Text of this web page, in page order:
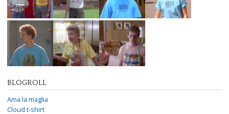
BLOGROLL
Ama la maglia
Cloud t-shirt